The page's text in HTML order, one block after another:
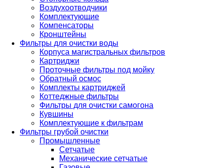
Воздухоотводчики
Комплектующие
Компенсаторы
Кронштейны
Фильтры для очистки воды
Корпуса магистральных фильтров
Картриджи
Проточные фильтры под мойку
Обратный осмос
Комплекты картриджей
Коттеджные фильтры
Фильтры для очистки самогона
Кувшины
Комплектующие к фильтрам
Фильтры грубой очистки
Промышленные
Сетчатые
Механические сетчатые